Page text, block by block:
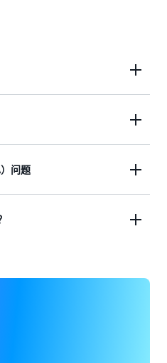
管理控制台？
者没有访问 AWS 根用户
问题
Authentication (MFA)